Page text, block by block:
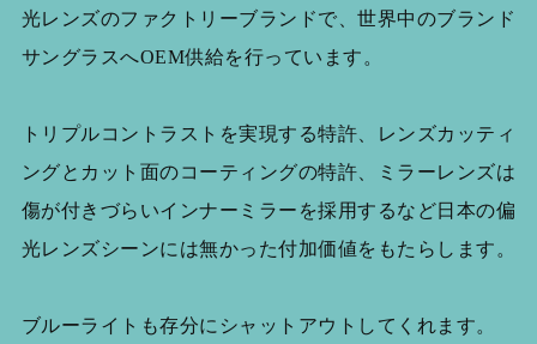
光レンズのファクトリーブランドで、世界中のブランド
サングラスへOEM供給を行っています。
トリプルコントラストを実現する特許、レンズカッティ
ングとカット面のコーティングの特許、ミラーレンズは
傷が付きづらいインナーミラーを採用するなど日本の偏
光レンズシーンには無かった付加価値をもたらします。
ブルーライトも存分にシャットアウトしてくれます。